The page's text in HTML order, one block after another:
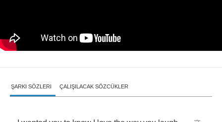
ŞARKI SÖZLERI ÇALIŞILACAK SÖZCÜKLER